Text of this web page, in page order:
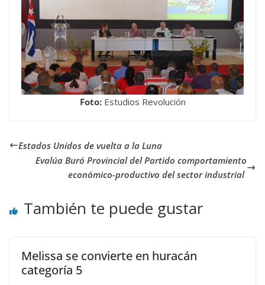
Foto: Estudios Revolución
Estados Unidos de vuelta a la Luna
Evalúa Buró Provincial del Partido comportamiento
económico-productivo del sector industrial
También te puede gustar
Melissa se convierte en huracán
categoría 5